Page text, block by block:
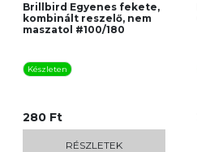
Brillbird Egyenes fekete,
kombinált reszelő, nem
maszatol #100/180
Készleten
280 Ft
RÉSZLETEK